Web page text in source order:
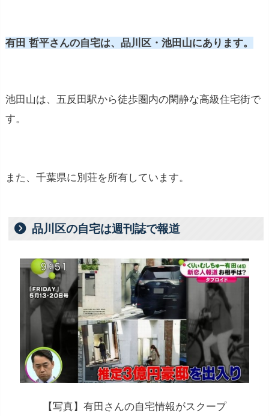
有田 哲平さんの自宅は、品川区・ 池田山にあります。
池田山は、五反田駅から徒歩圏内の閑静な高級住宅街で
す。
また、千葉県に別荘を所有しています。
品川区の自宅は週刊誌で報道
【写真】有田さんの自宅情報がスクープ